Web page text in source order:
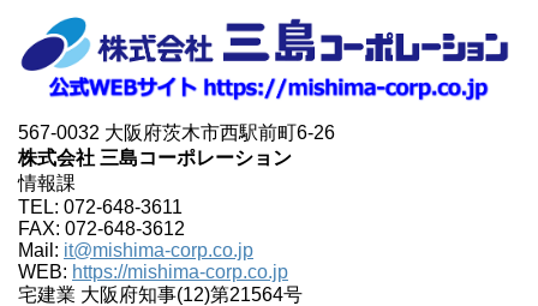
567-0032 大阪府茨木市西駅前町6-26
株式会社 三島コーポレーション
情報課
TEL: 072-648-3611
FAX: 072-648-3612
Mail: it@mishima-corp.co.jp
WEB: https://mishima-corp.co.jp
宅建業 大阪府知事(12)第21564号